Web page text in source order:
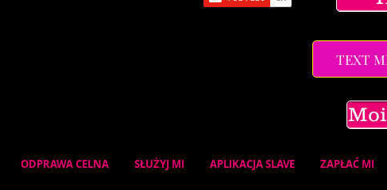
TEXT
ODPRAWA CELNA SŁUŻYJ MI APLIKACJA SLAVE ZAPŁAĆ MI